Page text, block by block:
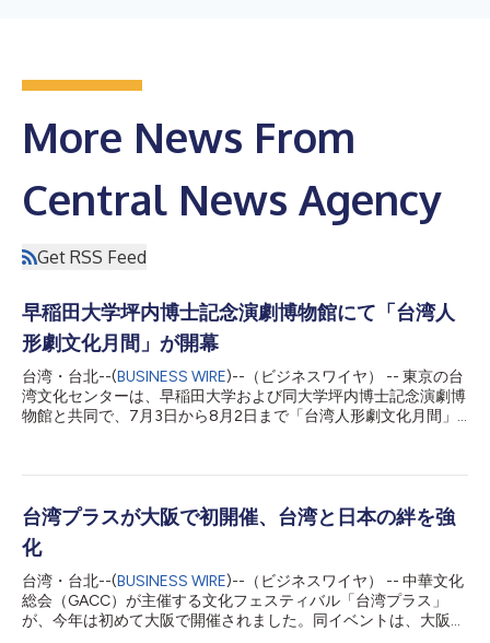
More News From
Central News Agency
Get RSS Feed
早稲田大学坪内博士記念演劇博物館にて「台湾人
形劇文化月間」が開幕
台湾・台北--(BUSINESS WIRE)--（ビジネスワイヤ） -- 東京の台
湾文化センターは、早稲田大学および同大学坪内博士記念演劇博
物館と共同で、7月3日から8月2日まで「台湾人形劇文化月間」
舞台）であり、1996年の展示以来、初めての一般公開となりま
に行った日本公演にさかのぼります。同劇団は早稲田大学での公
演に際し、演劇博物館に収蔵されている「楽花園」の彩楼の見学
を希望していましたが、当時は一般公開されていませんでした。
それ以降、台湾文化センター、坪内博士記念演劇博物館、そして
亦宛然掌中劇団が共同で尽力し、今回の「台湾人形劇文化月間」
が実現に至りました。 本プログラムを通じて開幕した「台湾人
形劇展」は、坪内博士記念演劇博物館の創立100周年記念事業の
台湾プラスが大阪で初開催、台湾と日本の絆を強
化
台湾・台北--(BUSINESS WIRE)--（ビジネスワイヤ） -- 中華文化
総会（GACC）が主催する文化フェスティバル「台湾プラス」
が、今年は初めて大阪で開催されました。同イベントは、大阪・